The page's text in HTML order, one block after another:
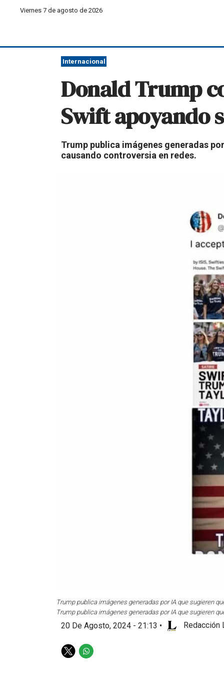
Viernes 7 de agosto de 2026
Internacional
Donald Trump
Swift apoyando
Trump publica imágenes generadas
causando controversia en redes.
Trump publica imágenes generadas por IA que sugieren
Trump publica imágenes generadas por IA que sugieren
20 De Agosto, 2024 - 21:13 • Redacción
T
W